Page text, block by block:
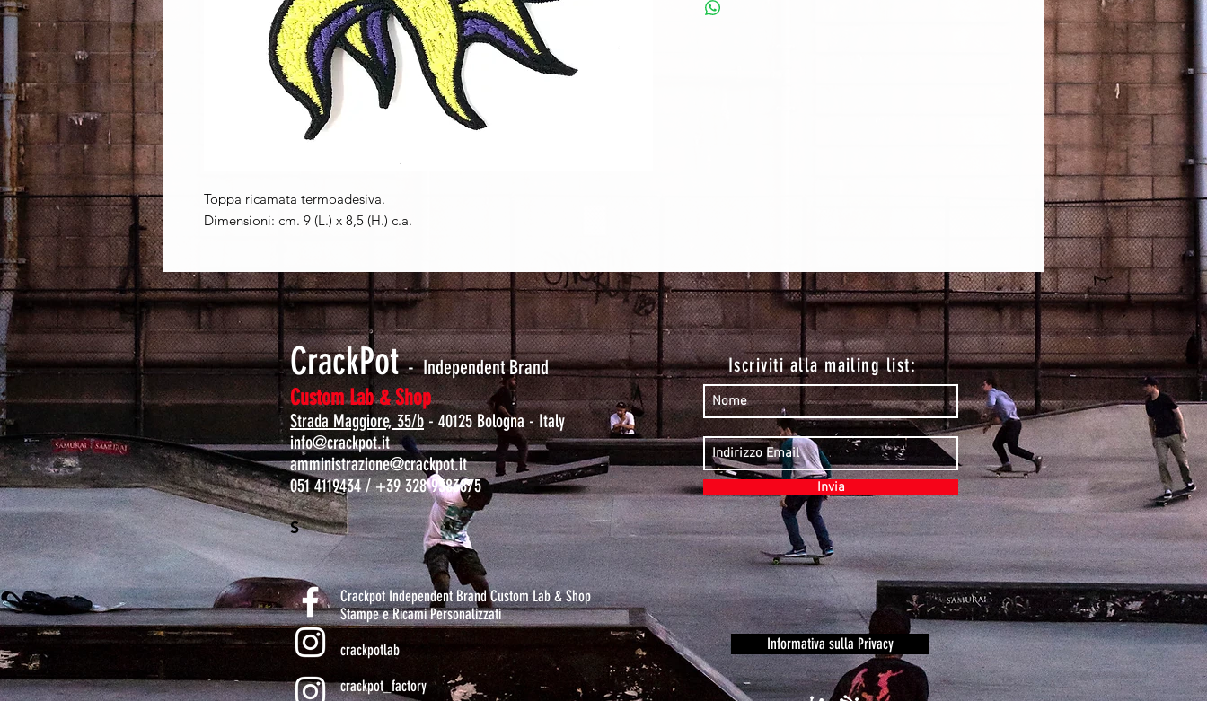
Toppa ricamata termoadesiva.
Dimensioni: cm. 9 (L.) x 8,5 (H.) c.a.
CrackPot- Independent Brand
Custom Lab & Shop
Strada Maggiore, 35/b- 40125 Bologna - Italy
info@crackpot.it
amministrazione@crackpot.it
051 4119434 / +39 328 9383875
S
Crackpot Independent Brand Custom Lab & Shop
Stampe e Ricami Personalizzati
crackpotlab
crackpot_factory
Iscriviti alla mailing list:
Invia
Informativa sulla Privacy